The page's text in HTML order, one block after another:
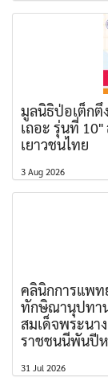
มูลนิธิป่อเต็กตึ๊
เถอะ รุ่นที่
เยาวชนไทย
3 Aug 2026
คลินิกการแพท
ทักษิณานุปทา
สมเด็จพระนา
ราชชนนีพันปีห
31 Jul 2026